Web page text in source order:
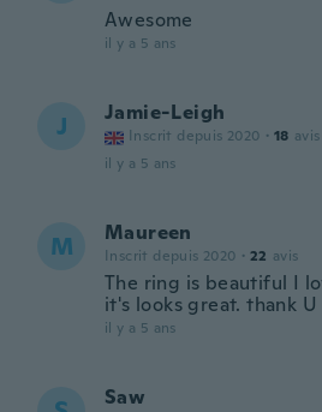
Awesome
il y a 5 ans
J Jamie-Leigh
Inscrit depuis 2020 · 18 avis
il y a 5 ans
M Maureen
Inscrit depuis 2020 · 22 avis
The ring is beautiful I
it's looks great. thank U
il y a 5 ans
Saw